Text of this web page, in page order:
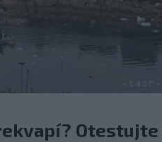
Otestujte